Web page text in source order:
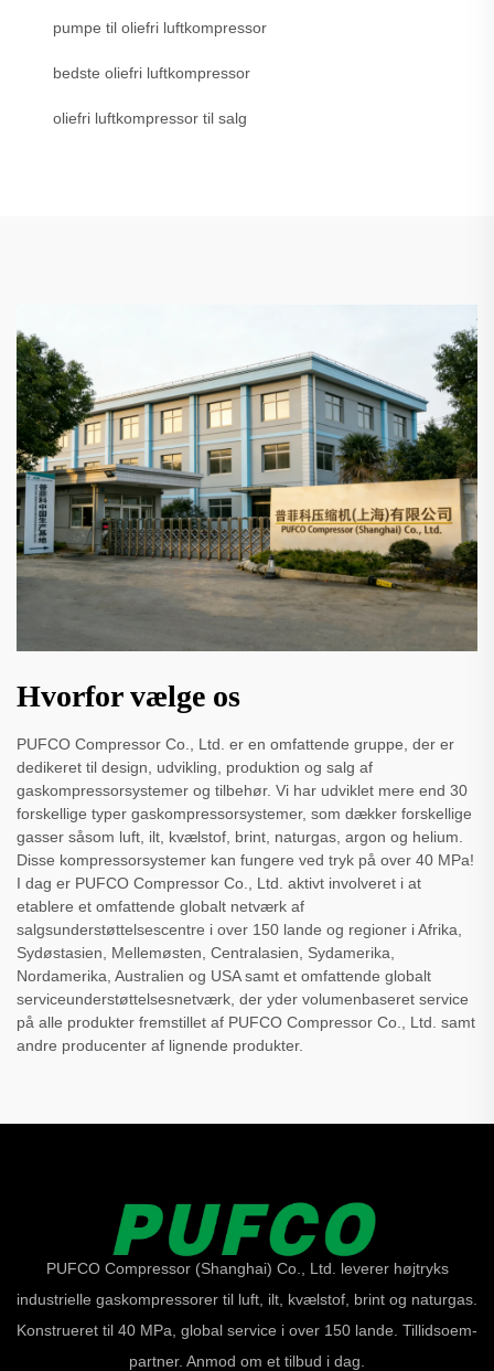
pumpe til oliefri luftkompressor
bedste oliefri luftkompressor
oliefri luftkompressor til salg
Hvorfor vælge os
PUFCO Compressor Co., Ltd. er en omfattende gruppe, der er
dedikeret til design, udvikling, produktion og salg af
gaskompressorsystemer og tilbehør. Vi har udviklet mere end 30
forskellige typer gaskompressorsystemer, som dækker forskellige
gasser såsom luft, ilt, kvælstof, brint, naturgas, argon og helium.
Disse kompressorsystemer kan fungere ved tryk på over 40 MPa!
I dag er PUFCO Compressor Co., Ltd. aktivt involveret i at
etablere et omfattende globalt netværk af
salgsunderstøttelsescentre i over 150 lande og regioner i Afrika,
Sydøstasien, Mellemøsten, Centralasien, Sydamerika,
Nordamerika, Australien og USA samt et omfattende globalt
serviceunderstøttelsesnetværk, der yder volumenbaseret service
på alle produkter fremstillet af PUFCO Compressor Co., Ltd. samt
andre producenter af lignende produkter.
PUFCO Compressor (Shanghai) Co., Ltd. leverer højtryks
industrielle gaskompressorer til luft, ilt, kvælstof, brint og naturgas.
Konstrueret til 40 MPa, global service i over 150 lande. Tillidsoem-
partner. Anmod om et tilbud i dag.